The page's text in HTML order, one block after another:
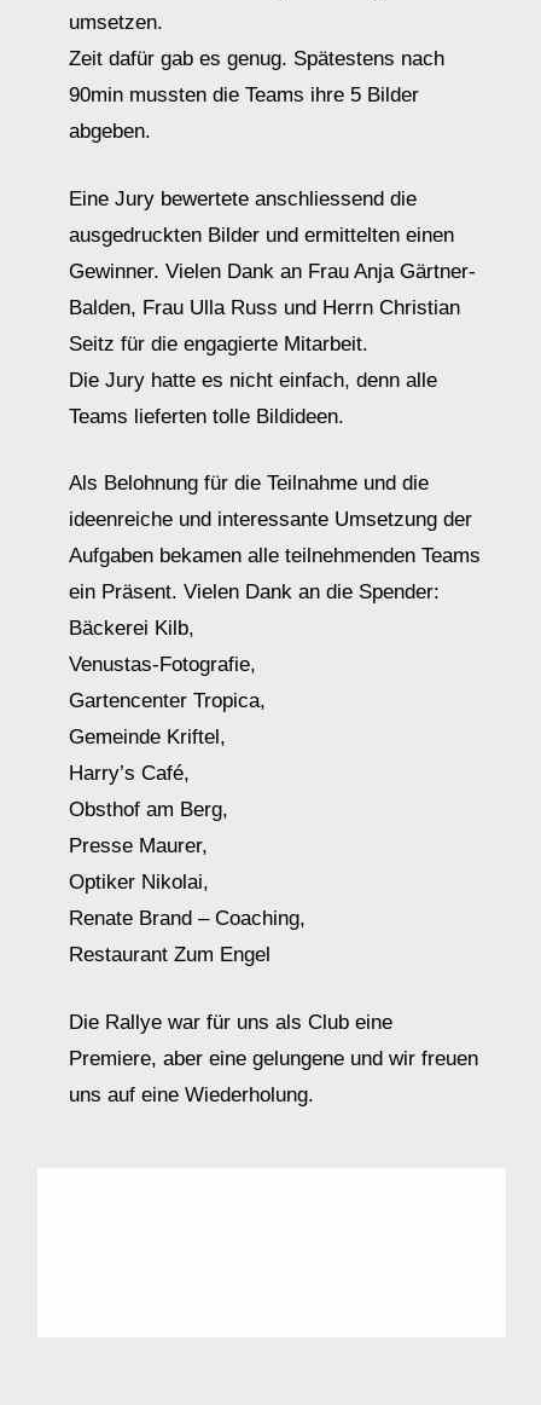
umsetzen.
Zeit dafür gab es genug. Spätestens nach
90min mussten die Teams ihre 5 Bilder
abgeben.
Eine Jury bewertete anschliessend die
ausgedruckten Bilder und ermittelten einen
Gewinner. Vielen Dank an Frau Anja Gärtner-
Balden, Frau Ulla Russ und Herrn Christian
Seitz für die engagierte Mitarbeit.
Die Jury hatte es nicht einfach, denn alle
Teams lieferten tolle Bildideen.
Als Belohnung für die Teilnahme und die
ideenreiche und interessante Umsetzung der
Aufgaben bekamen alle teilnehmenden Teams
ein Präsent. Vielen Dank an die Spender:
Bäckerei Kilb,
Venustas-Fotografie,
Gartencenter Tropica,
Gemeinde Kriftel,
Harry’s Café,
Obsthof am Berg,
Presse Maurer,
Optiker Nikolai,
Renate Brand – Coaching,
Restaurant Zum Engel
Die Rallye war für uns als Club eine
Premiere, aber eine gelungene und wir freuen
uns auf eine Wiederholung.